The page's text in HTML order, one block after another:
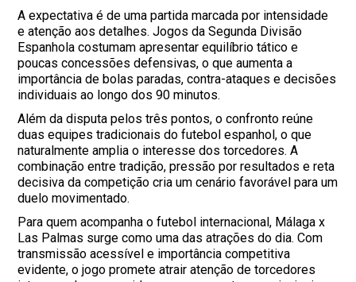
A expectativa é de uma partida marcada por intensidade
e atenção aos detalhes. Jogos da Segunda Divisão
Espanhola costumam apresentar equilíbrio tático e
poucas concessões defensivas, o que aumenta a
importância de bolas paradas, contra-ataques e decisões
individuais ao longo dos 90 minutos.
Além da disputa pelos três pontos, o confronto reúne
duas equipes tradicionais do futebol espanhol, o que
naturalmente amplia o interesse dos torcedores. A
combinação entre tradição, pressão por resultados e reta
decisiva da competição cria um cenário favorável para um
duelo movimentado.
Para quem acompanha o futebol internacional, Málaga x
Las Palmas surge como uma das atrações do dia. Com
transmissão acessível e importância competitiva
evidente, o jogo promete atrair atenção de torcedores